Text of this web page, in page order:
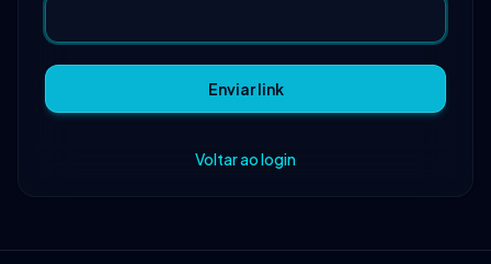
Enviar link
Voltar ao login